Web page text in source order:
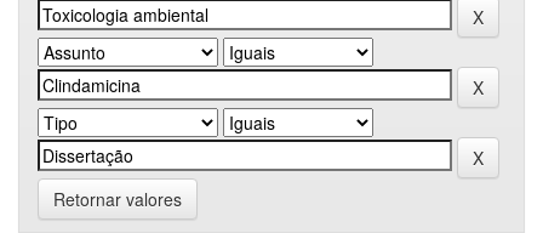
Retornar valores